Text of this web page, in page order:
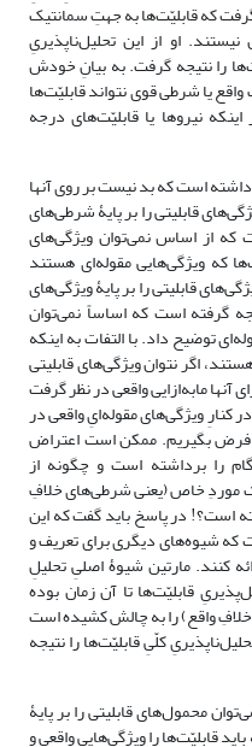
که قابلیّت‌ها به جهتِ سمانتیک
او از این تحلیل‌ناپذیریِ
را نتیجه گرفت. به بیانِ خودش
واقع یا شرطی قوی نتواند قابلیّت‌ها
نیروها یا قابلیّت‌های درجه
است که بد نیست بر روی آنها
قابلیتی را بر پایۀ شرطی‌های
که از اساس نمی‌توان ویژگی‌های
که ویژگی‌هایی مقوله‌ای هستند
قابلیتی را بر پایۀ ویژگی‌های
گرفته است که اساساً نمی‌توان
توضیح داد. با التفات به اینکه
اگر نتوان ویژگی‌های قابلیتی
آنها مابه‌ازایی واقعی در نظر گرفت
کنارِ ویژگی‌های مقوله‌ایِ واقعی در
فرض بگیریم. ممکن است اعتراض
را برداشته است و چگونه از
یک موردِ خاص (یعنی شرطی‌های خلافِ
است؟! در پاسخ باید گفت که این
که شیوه‌های دیگری برای تعریف و
کنند. مارتین شیوۀ اصلیِ تحلیلِ
قابلیّت‌ها تا آن زمان بوده
واقع) را به چالش کشیده است
کلّیِ قابلیّت‌ها را نتیجه
محمول‌های قابلیتی را بر پایۀ
قابلیّت‌ها را ویژگی‌هایی واقعی و